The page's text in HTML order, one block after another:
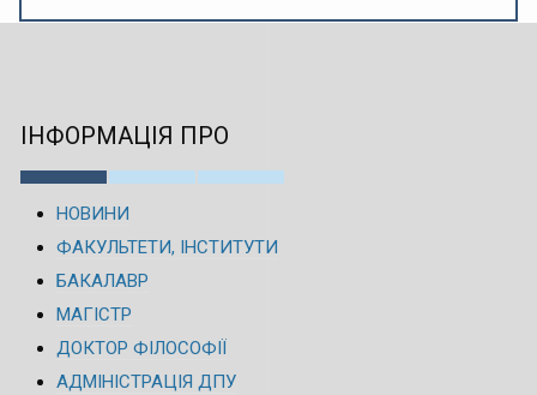
ІНФОРМАЦІЯ ПРО
НОВИНИ
ФАКУЛЬТЕТИ, ІНСТИТУТИ
БАКАЛАВР
МАГІСТР
ДОКТОР ФІЛОСОФІЇ
АДМІНІСТРАЦІЯ ДПУ